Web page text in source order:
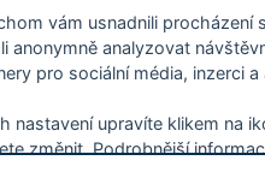
poruchy a výpadky
o aplikaci
vám usnadnili procházení
anonymně analyzovat
pro sociální média, inzerci a
nastavení upravíte klikem na
změnit. Podrobnější